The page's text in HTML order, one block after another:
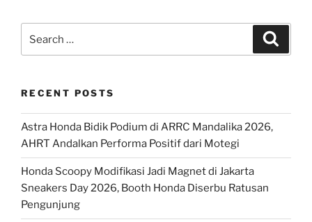
RECENT POSTS
Astra Honda Bidik Podium di ARRC Mandalika 2026,
AHRT Andalkan Performa Positif dari Motegi
Honda Scoopy Modifikasi Jadi Magnet di Jakarta
Sneakers Day 2026, Booth Honda Diserbu Ratusan
Pengunjung